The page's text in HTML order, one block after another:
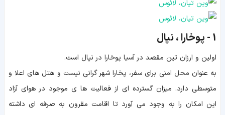
1 - پوخارا ، نپال
اولین و ارزان تین مقصد در آسیا پوخارا در نپال است.
به عنوان محل امنی برای سفر، پخارا شهر گرانی نیست و هتل های اعلا و
متوسطی دارد. میزان گسترده ای از فعالیت ها ی موجود در هوای آزاد
این امکان را به وجود می آورد تا اقامت مقرون به صرفه ای داشته